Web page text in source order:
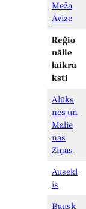
Meža
Avīze
Reģio
nālie
laikra
ksti
Alūks
nes un
Malie
nas
Ziņas
Ausekl
is
Bausk